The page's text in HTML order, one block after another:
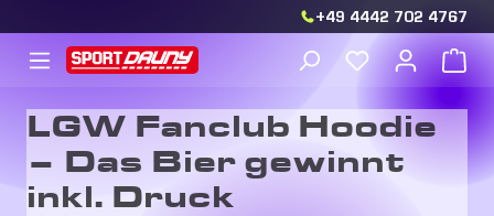
+49 4442 702 4767
Du hast 0
LGW Fanclub Hoodie
– Das Bier gewinnt
inkl. Druck